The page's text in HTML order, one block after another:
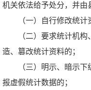
机关依法给予处分，并由
（一）自行修改统
（二）要求统计机
造、篡改统计资料的；
（三）明示、暗示
报虚假统计数据的；